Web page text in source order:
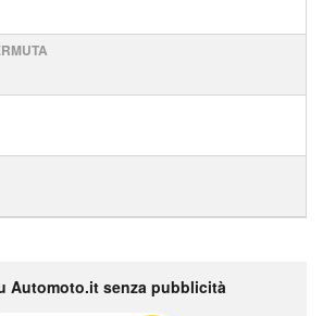
Automoto.it senza pubblicità